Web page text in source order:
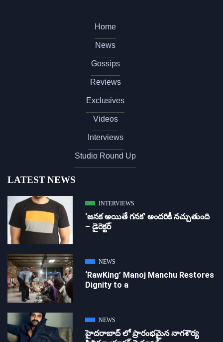
Home
News
Gossips
Reviews
Exclusives
Videos
Interviews
Studio Round Up
LATEST NEWS
INTERVIEWS
‘జ‌న‌క అయితే గ‌న‌క‌’ అందరికీ నచ్చుతుంది
– డైరెక్ట‌ర్
NEWS
‘RawKing’ Manoj Manchu Restores
Dignity to a
NEWS
హైదరాబాద్ లో ప్రారంభమైన నాగశౌర్య